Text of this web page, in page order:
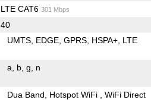
LTE CAT6 301 Mbps
40
UMTS EDGE GPRS HSPA+ LTE
a b g n
Dua Band Hotspot WiFi WiFi Direct